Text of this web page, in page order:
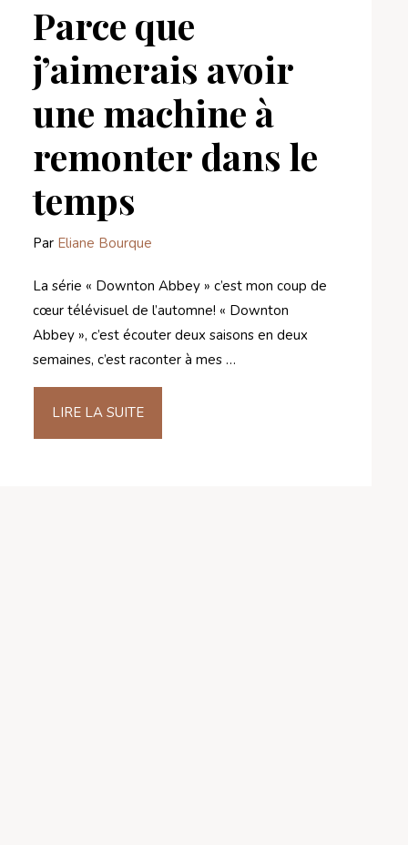
Parce que
j’aimerais avoir
une machine à
remonter dans le
temps
Par Eliane Bourque
La série « Downton Abbey » c’est mon coup de
cœur télévisuel de l’automne! « Downton
Abbey », c’est écouter deux saisons en deux
semaines, c’est raconter à mes …
LIRE LA SUITE